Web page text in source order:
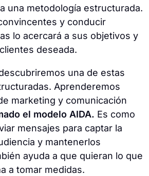
una metodología estructurada.
y conducir
lo acercará a sus objetivos y
deseada.
una de estas
Aprenderemos
marketing y comunicación
el modelo AIDA. Es como
mensajes para captar la
y mantenerlos
ayuda a que quieran lo que
a tomar medidas.